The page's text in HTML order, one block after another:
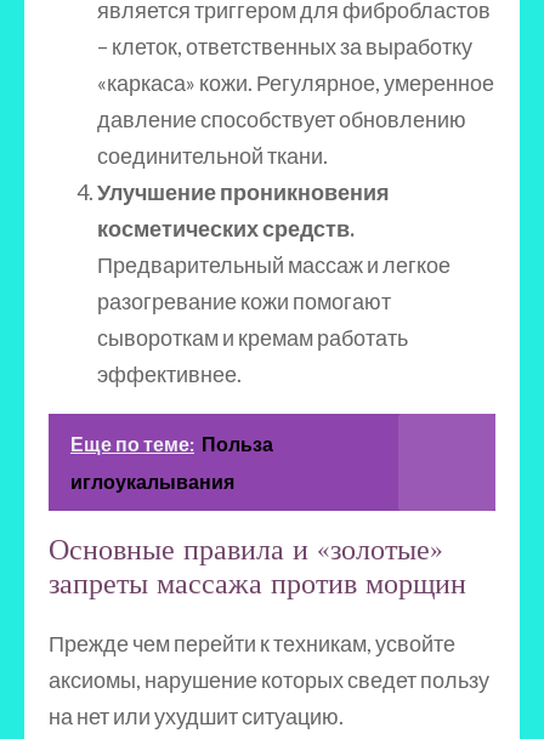
является триггером для фибробластов
– клеток, ответственных за выработку
«каркаса» кожи. Регулярное, умеренное
давление способствует обновлению
соединительной ткани.
Улучшение проникновения
косметических средств.
Предварительный массаж и легкое
разогревание кожи помогают
сывороткам и кремам работать
эффективнее.
Еще по теме: Польза
иглоукалывания
Основные правила и «золотые»
запреты массажа против морщин
Прежде чем перейти к техникам, усвойте
аксиомы, нарушение которых сведет пользу
на нет или ухудшит ситуацию.